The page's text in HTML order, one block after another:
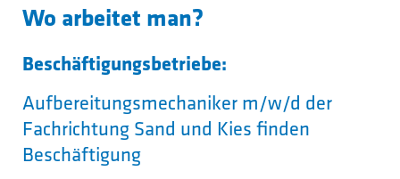
Wo arbeitet man?
Beschäftigungsbetriebe:
Aufbereitungsmechaniker m/w/d der
Fachrichtung Sand und Kies finden
Beschäftigung